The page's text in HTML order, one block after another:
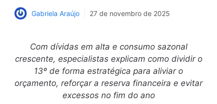
Gabriela Araújo 27 de novembro de 2025
Com dívidas em alta e consumo sazonal
crescente, especialistas explicam como dividir o
13º de forma estratégica para aliviar o
orçamento, reforçar a reserva financeira e evitar
excessos no fim do ano